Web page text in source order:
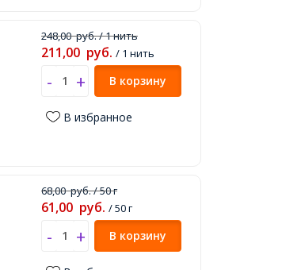
248,00руб./ 1 нить
211,00 руб. / 1 нить
В корзину
В избранное
68,00руб./ 50 г
61,00 руб. / 50 г
В корзину